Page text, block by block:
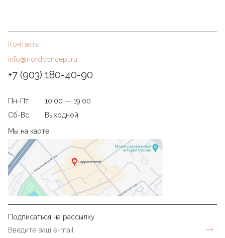
Контакты
info@nordconcept.ru
+7 (903) 180-40-90
Пн-Пт
10:00 — 19.00
Сб-Вс
Выходной
Мы на карте
Подписаться на рассылку